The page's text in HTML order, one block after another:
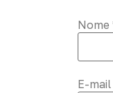
Nome
E-mail